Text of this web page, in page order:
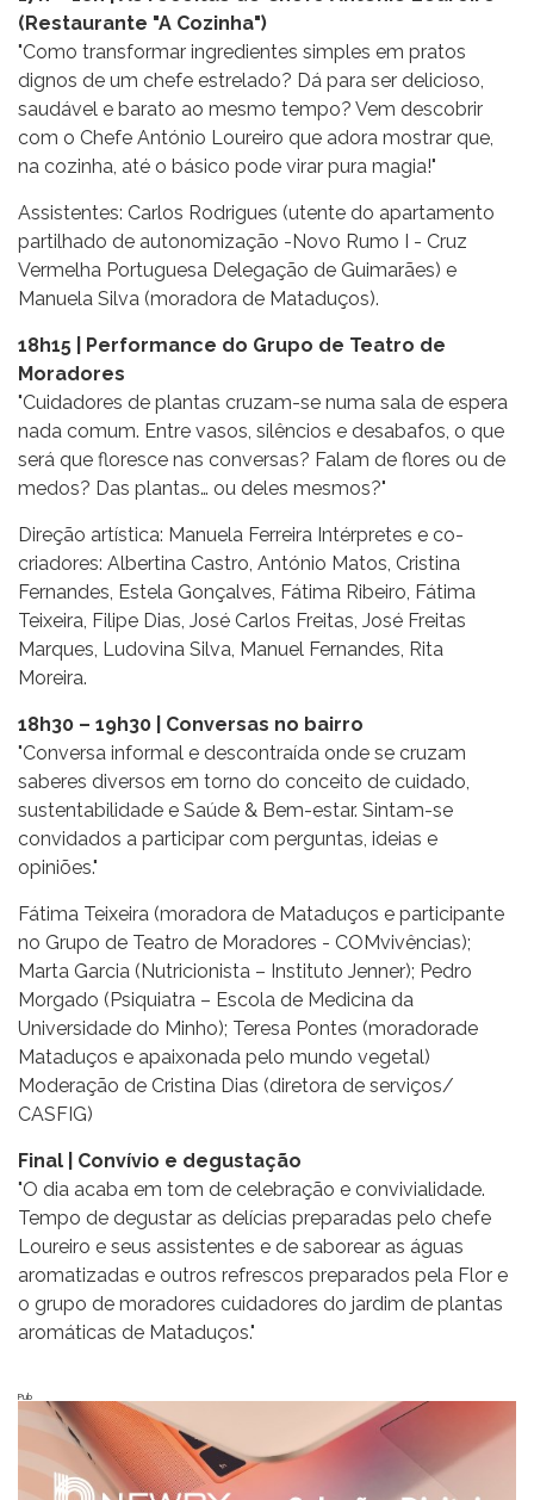
(Restaurante "A Cozinha")
"Como transformar ingredientes simples em pratos
dignos de um chefe estrelado? Dá para ser delicioso,
saudável e barato ao mesmo tempo? Vem descobrir
com o Chefe António Loureiro que adora mostrar que,
na cozinha, até o básico pode virar pura magia!"
Assistentes: Carlos Rodrigues (utente do apartamento
partilhado de autonomização -Novo Rumo I - Cruz
Vermelha Portuguesa Delegação de Guimarães) e
Manuela Silva (moradora de Mataduços).
18h15 | Performance do Grupo de Teatro de
Moradores
"Cuidadores de plantas cruzam-se numa sala de espera
nada comum. Entre vasos, silêncios e desabafos, o que
será que floresce nas conversas? Falam de flores ou de
medos? Das plantas… ou deles mesmos?"
Direção artística: Manuela Ferreira Intérpretes e co-
criadores: Albertina Castro, António Matos, Cristina
Fernandes, Estela Gonçalves, Fátima Ribeiro, Fátima
Teixeira, Filipe Dias, José Carlos Freitas, José Freitas
Marques, Ludovina Silva, Manuel Fernandes, Rita
Moreira.
18h30 – 19h30 | Conversas no bairro
"Conversa informal e descontraída onde se cruzam
saberes diversos em torno do conceito de cuidado,
sustentabilidade e Saúde & Bem-estar. Sintam-se
convidados a participar com perguntas, ideias e
opiniões."
Fátima Teixeira (moradora de Mataduços e participante
no Grupo de Teatro de Moradores - COMvivências);
Marta Garcia (Nutricionista – Instituto Jenner); Pedro
Morgado (Psiquiatra – Escola de Medicina da
Universidade do Minho); Teresa Pontes (moradorade
Mataduços e apaixonada pelo mundo vegetal)
Moderação de Cristina Dias (diretora de serviços/
CASFIG)
Final | Convívio e degustação
"O dia acaba em tom de celebração e convivialidade.
Tempo de degustar as delícias preparadas pelo chefe
Loureiro e seus assistentes e de saborear as águas
aromatizadas e outros refrescos preparados pela Flor e
o grupo de moradores cuidadores do jardim de plantas
aromáticas de Mataduços."
Pub